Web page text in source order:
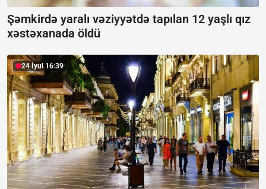
Şəmkirdə yaralı vəziyyətdə tapılan 12 yaşlı qız
xəstəxanada öldü
24 İyul 16:39